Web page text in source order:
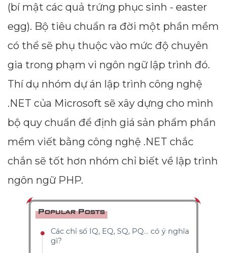
(bí mật các quả trứng phục sinh - easter
egg). Bộ tiêu chuẩn ra đời một phần mềm
có thể sẽ phụ thuộc vào mức độ chuyên
gia trong phạm vi ngôn ngữ lập trình đó.
Thí dụ nhóm dự án lập trình công nghệ
.NET của Microsoft sẽ xây dựng cho mình
bộ quy chuẩn để định giá sản phẩm phần
mềm viết bằng công nghệ .NET chắc
chắn sẽ tốt hơn nhóm chỉ biết về lập trình
ngôn ngữ PHP.
Popular Posts
Các chỉ số IQ, EQ, SQ, PQ... có ý nghĩa
gì?